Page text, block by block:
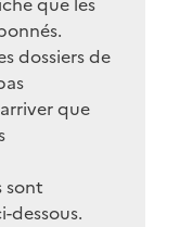
dossiers de
que
sont
dessous.